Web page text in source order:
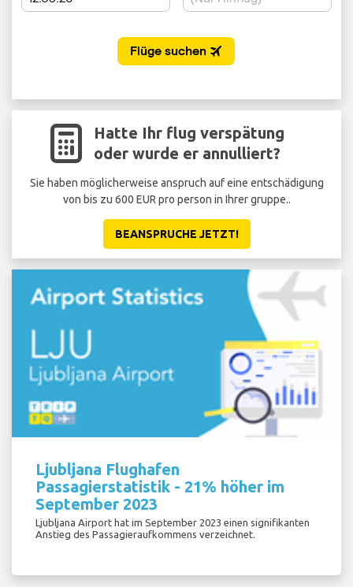
Hatte Ihr flug verspätung
oder wurde er annulliert?
Sie haben möglicherweise anspruch auf eine entschädigung
von bis zu 600 EUR pro person in Ihrer gruppe..
BEANSPRUCHE JETZT!
Ljubljana Flughafen
Passagierstatistik - 21% höher im
September 2023
Ljubljana Airport hat im September 2023 einen signifikanten
Anstieg des Passagieraufkommens verzeichnet.